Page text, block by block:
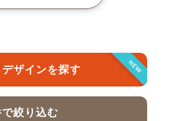
NEW
ザインを探す
絞り込む